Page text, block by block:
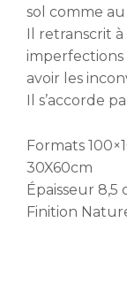
sol comme
Il retranscrit
imperfections
avoir les
Il s’accorde
Formats
30X60cm
Épaisseur 8,5
Finition